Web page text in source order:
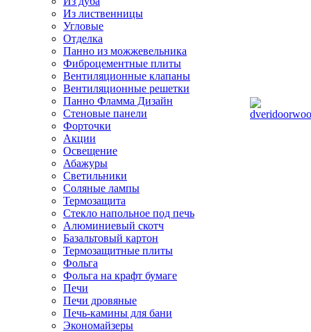
Из лиственницы
Угловые
Отделка
Панно из можжевельника
Фиброцементные плиты
Вентиляционные клапаны
Вентиляционные решетки
Панно Фламма Дизайн
Стеновые панели
Форточки
Акции
Освещение
Абажуры
Светильники
Соляные лампы
Термозащита
Стекло напольное под печь
Алюминиевый скотч
Базальтовый картон
Термозащитные плиты
Фольга
Фольга на крафт бумаге
Печи
Печи дровяные
Печь-камины для бани
Экономайзеры